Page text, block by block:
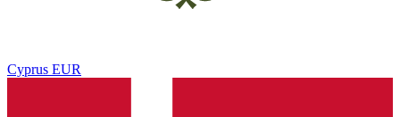
Cyprus EUR